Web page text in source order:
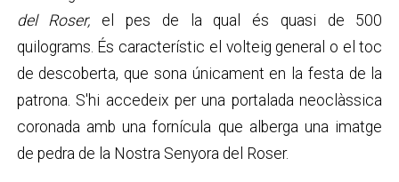
del Roser, el pes de la qual és quasi de 500
quilograms. És característic el volteig general o el toc
de descoberta, que sona únicament en la festa de la
patrona. S'hi accedeix per una portalada neoclàssica
coronada amb una fornícula que alberga una imatge
de pedra de la Nostra Senyora del Roser.